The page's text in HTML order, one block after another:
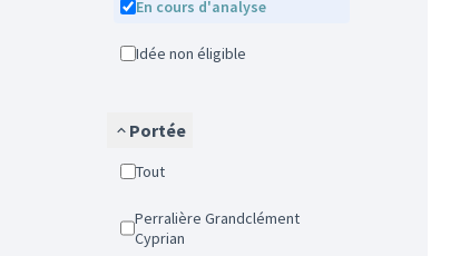
En cours d'analyse
Idée non éligible
Portée
Tout
Perralière Grandclément
Cyprian